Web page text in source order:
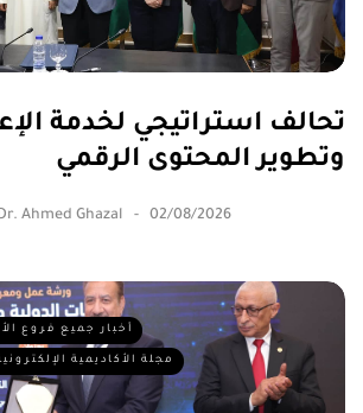
تحالف استراتيجي لخدمة
وتطوير المحتوى الرقمي
Ahmed Ghazal 02/08/2026
أخبار جميع فروع
مجلة الأكاديمية